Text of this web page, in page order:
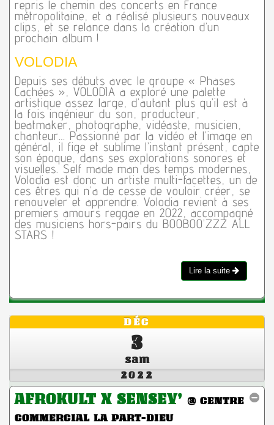
repris le chemin des concerts en France
métropolitaine, et a réalisé plusieurs nouveaux
clips, et se relance dans la création d’un
prochain album !
VOLODIA
Depuis ses débuts avec le groupe « Phases
Cachées », VOLODIA a exploré une palette
artistique assez large, d’autant plus qu’il est à
la fois ingénieur du son, producteur,
beatmaker, photographe, vidéaste, musicien,
chanteur… Passionné par la vidéo et l’image en
général, il fige et sublime l’instant présent, capte
son époque, dans ses explorations sonores et
visuelles. Self made man des temps modernes,
Volodia est donc un artiste multi-facettes, un de
ces êtres qui n’a de cesse de vouloir créer, se
renouveler et apprendre. Volodia revient à ses
premiers amours reggae en 2022, accompagné
des musiciens hors-pairs du BOOBOO’ZZZ ALL
STARS !
Lire la suite
DÉC
3
sam
2022
AFROKULT X SENSEY’ @ CENTRE
COMMERCIAL LA PART-DIEU